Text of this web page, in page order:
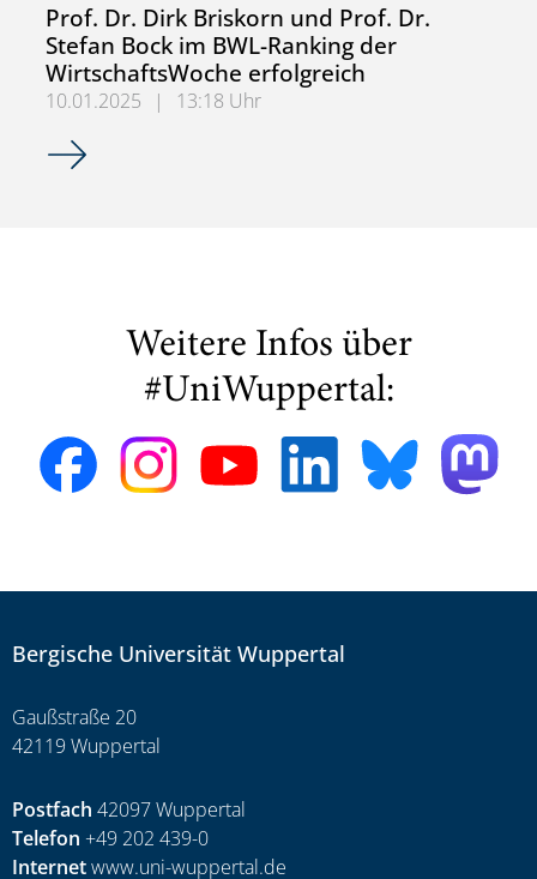
Prof. Dr. Dirk Briskorn und Prof. Dr.
Stefan Bock im BWL-Ranking der
WirtschaftsWoche erfolgreich
10.01.2025 |
13:18 Uhr
Prof. Dr. Dirk Briskorn und Prof. Dr. Stefan Bock im
Weitere Infos über
#UniWuppertal:
Bergische Universität Wuppertal
Gaußstraße 20
42119 Wuppertal
Postfach 42097 Wuppertal
Telefon +49 202 439-0
Internetwww.uni-wuppertal.de